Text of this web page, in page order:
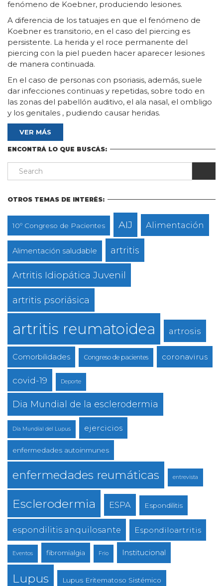
fenómeno de Koebner, produciendo lesiones.
A diferencia de los tatuajes en que el fenómeno de
Koebner es transitorio, en el caso del piercing es
persistente. La herida y el roce permanente del
piercing con la piel pueden hacer aparecer lesiones
de manera continuada.
En el caso de personas con psoriasis, además, suele
dar infecciones continuas y repetidas, sobre todo en
las zonas del pabellón auditivo, el ala nasal, el ombligo
y los genitales , pudiendo causar heridas.
VER MÁS
ENCONTRÁ LO QUE BUSCÁS:
OTROS TEMAS DE INTERÉS:
10º Congreso de Pacientes AIJ Alimentación
Alimentación saludable artritis
Artritis Idiopática Juvenil
artritis psoriásica
artritis reumatoidea artrosis
Comorbilidades Congreso de pacientes coronavirus
covid-19 Deporte
Dia Mundial de la esclerodermia
Día Mundial del Lupus ejercicios
enfermedades autoinmunes
enfermedades reumáticas entrevista
Esclerodermia ESPA Espondilitis
espondilitis anquilosante Espondiloartritis
Eventos fibromialgia Frio Institucional
Lupus Lupus Eritematoso Sistémico